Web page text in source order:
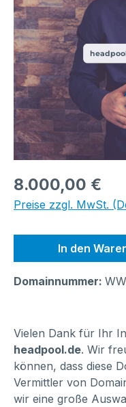
Regulärer Preis:
8.000,00 €
Preise zzgl. MwSt.
In den
Domainnummer:
Vielen Dank für Ihr
headpool.de. Wir
können, dass diese
Vermittler von
wir eine große